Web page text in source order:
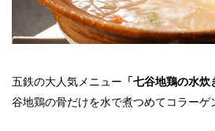
五鉄の大人気メニュー 「七谷地鶏の水炊
谷地鶏の骨だけを水で煮つめてコラーゲ